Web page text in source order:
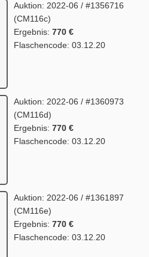
Auktion: 2022-06 / #1356716
(CM116c)
Ergebnis: 770 €
Flaschencode: 03.12.20
Auktion: 2022-06 / #1360973
(CM116d)
Ergebnis: 770 €
Flaschencode: 03.12.20
Auktion: 2022-06 / #1361897
(CM116e)
Ergebnis: 770 €
Flaschencode: 03.12.20